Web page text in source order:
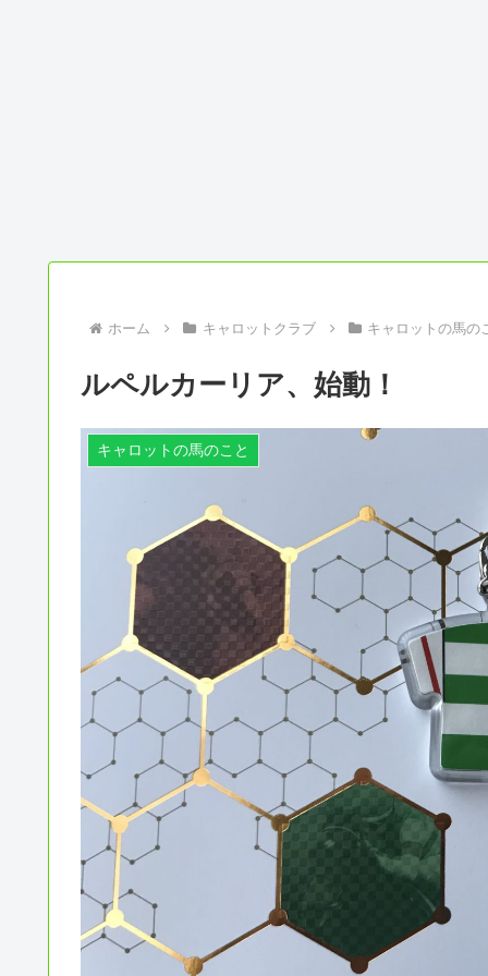
ホーム キャロットクラブ キャロットの馬の
ルペルカーリア、始動！
キャロットの馬のこと